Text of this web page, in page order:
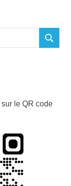
SEARCH
sur le QR code